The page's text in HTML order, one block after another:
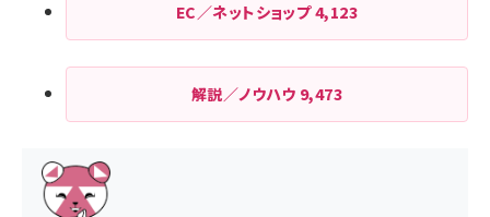
EC／ネットショップ4,123
解説／ノウハウ 9,473